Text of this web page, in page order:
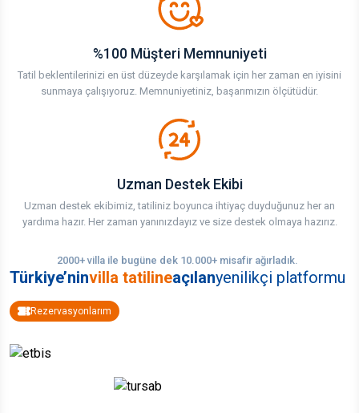
%100 Müşteri Memnuniyeti
Tatil beklentilerinizi en üst düzeyde karşılamak için her zaman en iyisini
sunmaya çalışıyoruz. Memnuniyetiniz, başarımızın ölçütüdür.
Uzman Destek Ekibi
Uzman destek ekibimiz, tatiliniz boyunca ihtiyaç duyduğunuz her an
yardıma hazır. Her zaman yanınızdayız ve size destek olmaya hazırız.
2000+ villa ile bugüne dek 10.000+ misafir ağırladık.
Türkiye’ninvilla tatilineaçılanyenilikçi platformu
Rezervasyonlarım